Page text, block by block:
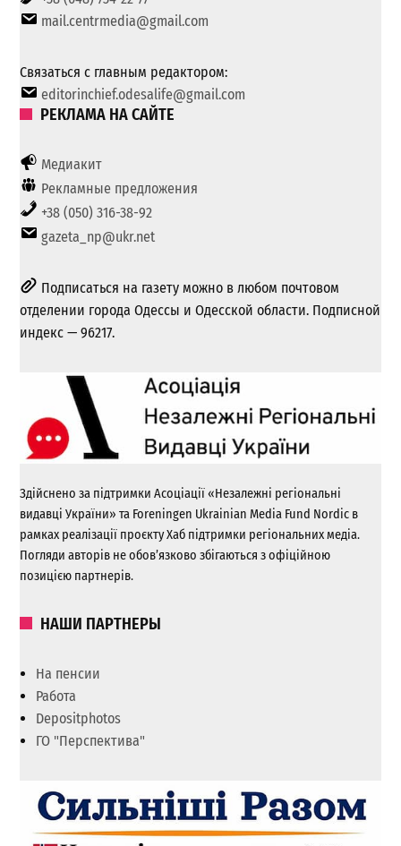
mail.centrmedia@gmail.com
Связаться с главным редактором:
editorinchief.odesalife@gmail.com
РЕКЛАМА НА САЙТЕ
Медиакит
Рекламные предложения
+38 (050) 316-38-92
gazeta_np@ukr.net
Подписаться на газету можно в любом почтовом
отделении города Одессы и Одесской области. Подписной
индекс — 96217.
Здійснено за підтримки Асоціації «Незалежні регіональні
видавці України» та Foreningen Ukrainian Media Fund Nordic в
рамках реалізації проєкту Хаб підтримки регіональних медіа.
Погляди авторів не обов’язково збігаються з офіційною
позицією партнерів.
НАШИ ПАРТНЕРЫ
На пенсии
Работа
Depositphotos
ГО "Перспектива"